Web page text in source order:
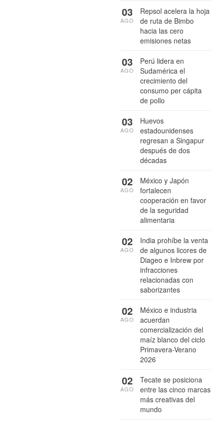
Repsol acelera la hoja
de ruta de Bimbo
hacia las cero
emisiones netas
03
AGO
Perú lidera en
Sudamérica el
crecimiento del
consumo per cápita
de pollo
03
AGO
Huevos
estadounidenses
regresan a Singapur
después de dos
décadas
03
AGO
México y Japón
fortalecen
cooperación en favor
de la seguridad
alimentaria
02
AGO
India prohíbe la venta
de algunos licores de
Diageo e Inbrew por
infracciones
relacionadas con
saborizantes
02
AGO
México e industria
acuerdan
comercialización del
maíz blanco del ciclo
Primavera-Verano
2026
02
AGO
Tecate se posiciona
entre las cinco marcas
más creativas del
mundo
02
AGO